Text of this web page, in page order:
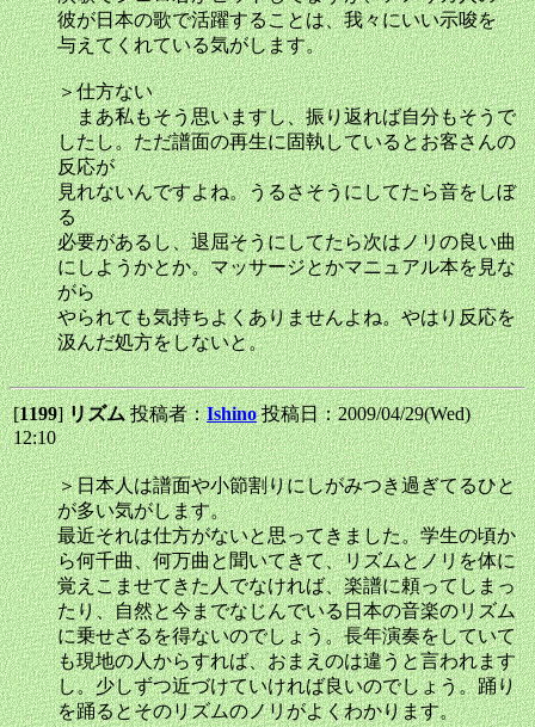
彼が日本の歌で活躍することは、我々にいい示唆を
与えてくれている気がします。
＞仕方ない
まあ私もそう思いますし、振り返れば自分もそうで
したし。ただ譜面の再生に固執しているとお客さんの
反応が
見れないんですよね。うるさそうにしてたら音をしぼ
る
必要があるし、退屈そうにしてたら次はノリの良い曲
にしようかとか。マッサージとかマニュアル本を見な
がら
やられても気持ちよくありませんよね。やはり反応を
汲んだ処方をしないと。
[1199]リズム投稿者：Ishino 投稿日：2009/04/29(Wed)
12:10
＞日本人は譜面や小節割りにしがみつき過ぎてるひと
が多い気がします。
最近それは仕方がないと思ってきました。学生の頃か
ら何千曲、何万曲と聞いてきて、リズムとノリを体に
覚えこませてきた人でなければ、楽譜に頼ってしまっ
たり、自然と今までなじんでいる日本の音楽のリズム
に乗せざるを得ないのでしょう。長年演奏をしていて
も現地の人からすれば、おまえのは違うと言われます
し。少しずつ近づけていければ良いのでしょう。踊り
を踊るとそのリズムのノリがよくわかります。